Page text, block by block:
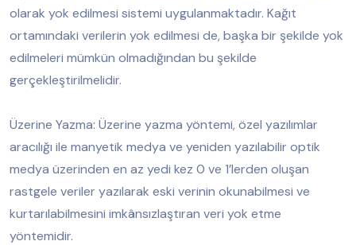
olarak yok edilmesi sistemi uygulanmaktadır. Kağıt
ortamındaki verilerin yok edilmesi de, başka bir şekilde yok
edilmeleri mümkün olmadığından bu şekilde
gerçekleştirilmelidir.
Üzerine Yazma: Üzerine yazma yöntemi, özel yazılımlar
aracılığı ile manyetik medya ve yeniden yazılabilir optik
medya üzerinden en az yedi kez 0 ve 1’lerden oluşan
rastgele veriler yazılarak eski verinin okunabilmesi ve
kurtarılabilmesini imkânsızlaştıran veri yok etme
yöntemidir.